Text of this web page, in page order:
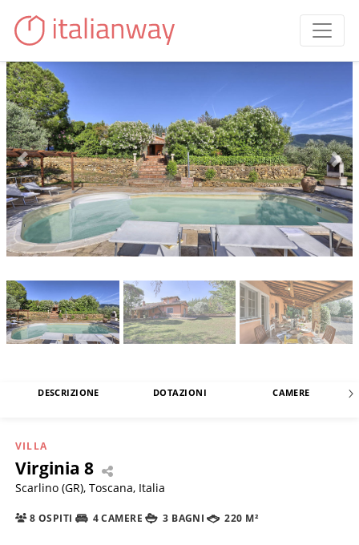
DESCRIZIONE DOTAZIONI CAMERE
VILLA
Virginia 8
Scarlino (GR), Toscana, Italia
8 OSPITI 4 CAMERE 3 BAGNI 220 M²